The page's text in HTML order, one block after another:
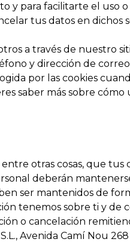
y para facilitarte el uso
tus datos en dichos
a través de nuestro
y dirección de
por las cookies
saber más sobre
otras cosas, que
deberán
ser mantenidos de
tenemos sobre ti y
o cancelación
S.L., Avenida Camí